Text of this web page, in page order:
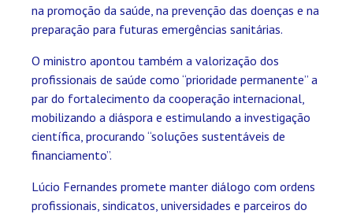
na promoção da saúde, na prevenção das doenças e na
preparação para futuras emergências sanitárias.
O ministro apontou também a valorização dos
profissionais de saúde como “prioridade permanente” a
par do fortalecimento da cooperação internacional,
mobilizando a diáspora e estimulando a investigação
científica, procurando “soluções sustentáveis de
financiamento”.
Lúcio Fernandes promete manter diálogo com ordens
profissionais, sindicatos, universidades e parceiros do